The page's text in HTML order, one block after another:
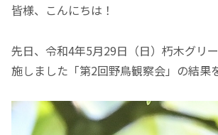
皆様、こんにちは！
先日、令和4年5月29日（日）朽木グリ
施しました「第2回野鳥観察会」の結果